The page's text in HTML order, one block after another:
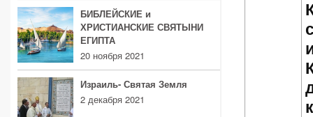
БИБЛЕЙСКИЕ и
ХРИСТИАНСКИЕ СВЯТЫНИ
ЕГИПТА
20 ноября 2021
Израиль- Святая Земля
2 декабря 2021